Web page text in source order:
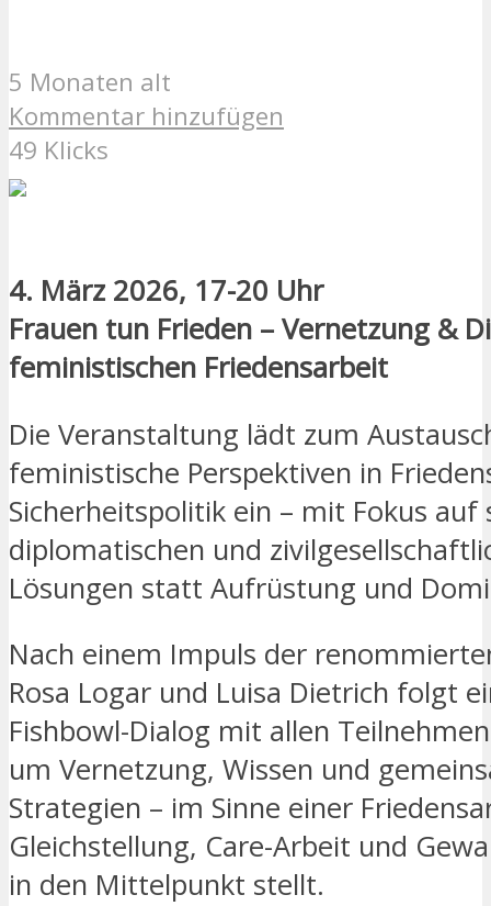
5 Monaten alt
Kommentar hinzufügen
49 Klicks
4. März 2026, 17-20 Uhr
Frauen tun Frieden – Vernetzung &
feministischen Friedensarbeit
Die Veranstaltung lädt zum
feministische Perspektiven in
Sicherheitspolitik ein – mit Fokus auf
diplomatischen und
Lösungen statt Aufrüstung und
Nach einem Impuls der
Rosa Logar und Luisa Dietrich folgt
Fishbowl-Dialog mit allen
um Vernetzung, Wissen und
Strategien – im Sinne einer
Gleichstellung, Care-Arbeit und
in den Mittelpunkt stellt.